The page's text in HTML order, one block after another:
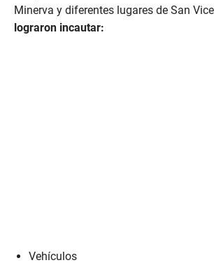
s
Minerva y diferentes lugares de San
lograron incautar:
Vehículos